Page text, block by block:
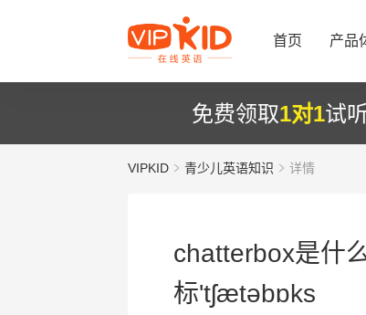
首页 产品
免费领取1对1试
VIPKID 青少儿英语知识 详情
chatterbox是什
标'tʃætəbɒks